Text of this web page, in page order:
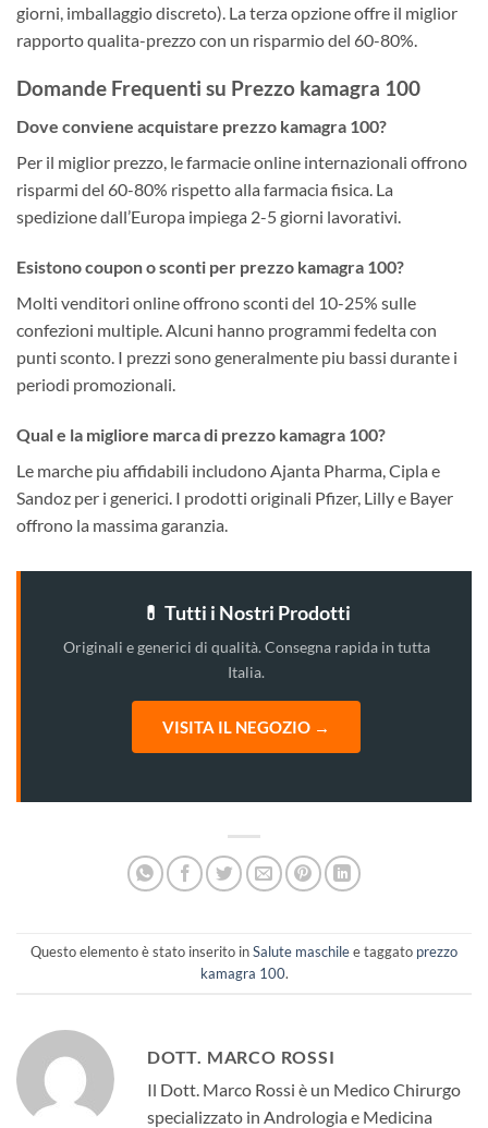
giorni, imballaggio discreto). La terza opzione offre il miglior
rapporto qualita-prezzo con un risparmio del 60-80%.
Domande Frequenti su Prezzo kamagra 100
Dove conviene acquistare prezzo kamagra 100?
Per il miglior prezzo, le farmacie online internazionali offrono
risparmi del 60-80% rispetto alla farmacia fisica. La
spedizione dall’Europa impiega 2-5 giorni lavorativi.
Esistono coupon o sconti per prezzo kamagra 100?
Molti venditori online offrono sconti del 10-25% sulle
confezioni multiple. Alcuni hanno programmi fedelta con
punti sconto. I prezzi sono generalmente piu bassi durante i
periodi promozionali.
Qual e la migliore marca di prezzo kamagra 100?
Le marche piu affidabili includono Ajanta Pharma, Cipla e
Sandoz per i generici. I prodotti originali Pfizer, Lilly e Bayer
offrono la massima garanzia.
💊 Tutti i Nostri Prodotti
Originali e generici di qualità. Consegna rapida in tutta
Italia.
VISITA IL NEGOZIO →
Questo elemento è stato inserito inSalute maschilee taggato prezzo
kamagra 100.
DOTT. MARCO ROSSI
Il Dott. Marco Rossi è un Medico Chirurgo
specializzato in Andrologia e Medicina